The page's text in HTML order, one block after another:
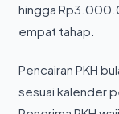
hingga
empat tahap.
Pencairan PKH
sesuai kalender